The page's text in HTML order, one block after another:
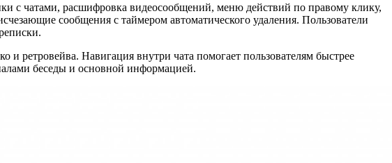
с чатами, расшифровка видеосообщений, меню действий по правому клику,
сообщения с таймером автоматического удаления. Пользователи
ретровейва. Навигация внутри чата помогает пользователям быстрее
беседы и основной информацией.